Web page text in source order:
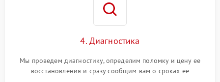
4. Диагностика
Мы проведем диагностику, определим поломку и цену ее
восстановления и сразу сообщим вам о сроках ее